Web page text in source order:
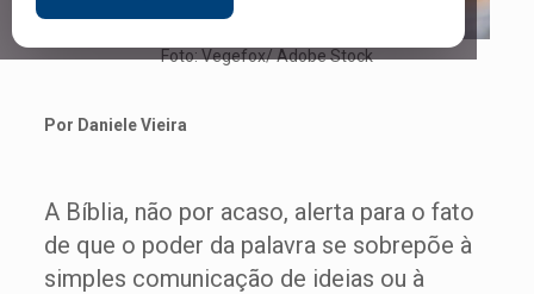
Foto: Vegefox/ Adobe Stock
Por Daniele Vieira
A Bíblia, não por acaso, alerta para o fato
de que o poder da palavra se sobrepõe à
simples comunicação de ideias ou à